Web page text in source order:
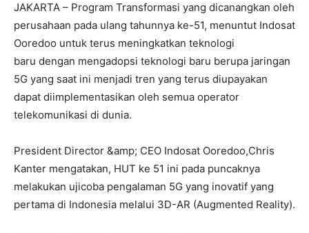
JAKARTA – Program Transformasi yang dicanangkan oleh
perusahaan pada ulang tahunnya ke-51, menuntut Indosat
Ooredoo untuk terus meningkatkan teknologi
baru dengan mengadopsi teknologi baru berupa jaringan
5G yang saat ini menjadi tren yang terus diupayakan
dapat diimplementasikan oleh semua operator
telekomunikasi di dunia.
President Director &amp; CEO Indosat Ooredoo,Chris
Kanter mengatakan, HUT ke 51 ini pada puncaknya
melakukan ujicoba pengalaman 5G yang inovatif yang
pertama di Indonesia melalui 3D-AR (Augmented Reality).